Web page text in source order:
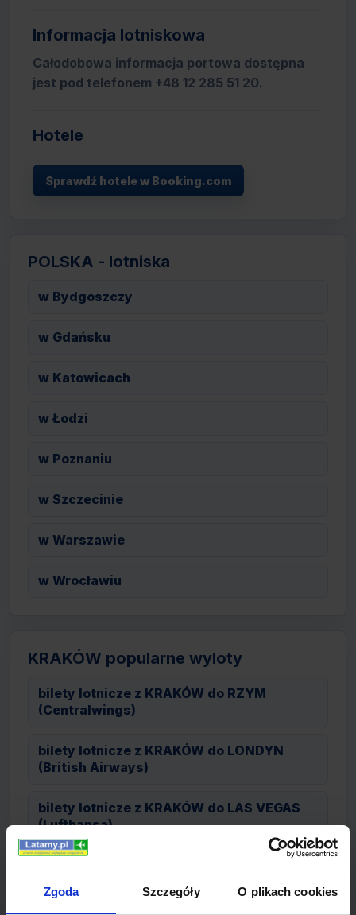
Zgoda Szczegóły O plikach cookies
Informacja lotniskowa
Całodobowa informacja portowa dostępna
jest pod telefonem +48 12 285 51 20.
Hotele
Sprawdź hotele w Booking.com
POLSKA - lotniska
w Bydgoszczy
w Gdańsku
w Katowicach
w Łodzi
w Poznaniu
w Szczecinie
w Warszawie
w Wrocławiu
KRAKÓW popularne wyloty
bilety lotnicze z KRAKÓW do RZYM
(Centralwings)
bilety lotnicze z KRAKÓW do LONDYN
(British Airways)
bilety lotnicze z KRAKÓW do LAS VEGAS
(Lufthansa)